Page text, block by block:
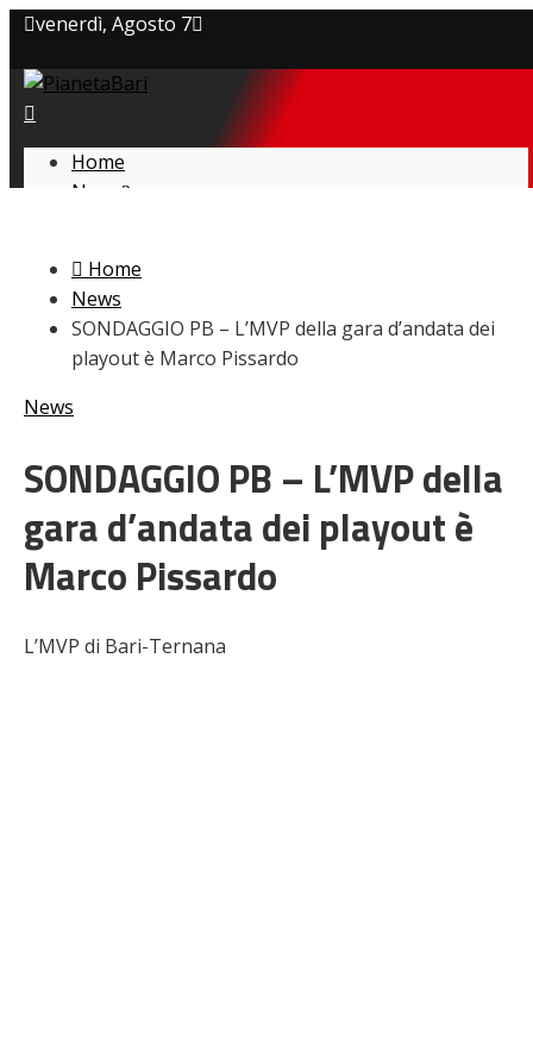
venerdì, Agosto 7
Privacy policy
Cookie Policy
Home
News
L’avversario
Giovanili
Le pagelle
Interviste
Focus
Serie B
Video
Home
News
SONDAGGIO PB – L’MVP della gara d’andata dei
playout è Marco Pissardo
News
SONDAGGIO PB – L’MVP della
gara d’andata dei playout è
Marco Pissardo
L’MVP di Bari-Ternana